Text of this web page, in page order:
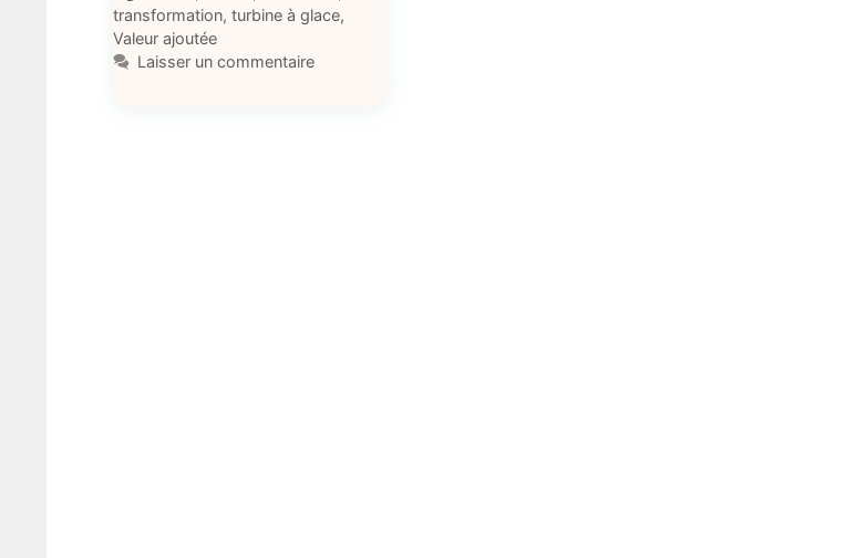
transformation, turbine à glace,
Valeur ajoutée
Laisser un commentaire